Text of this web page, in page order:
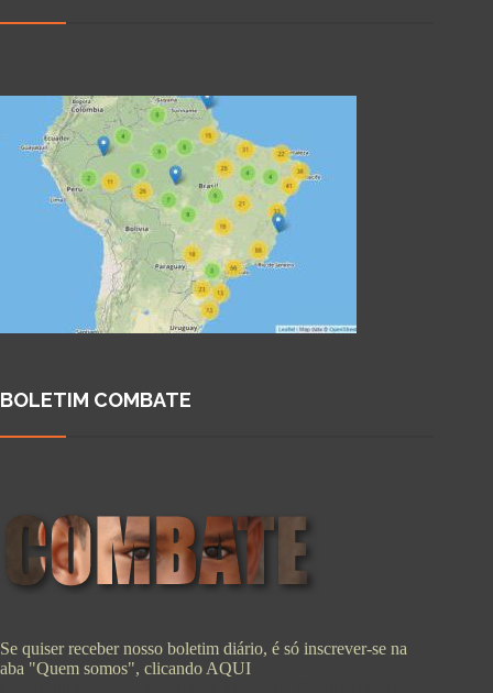
BOLETIM COMBATE
Se quiser receber nosso boletim diário, é só inscrever-se na
aba "Quem somos", clicando AQUI